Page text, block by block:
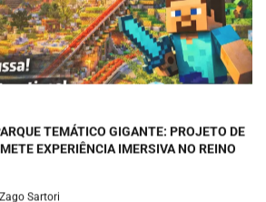
TEMÁTICO GIGANTE: PROJETO DE
EXPERIÊNCIA IMERSIVA NO REINO